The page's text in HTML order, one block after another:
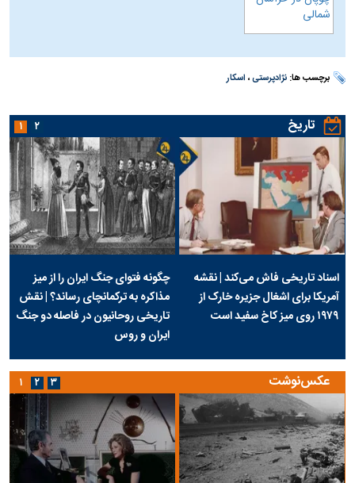
برچسب ها:نژادپرستی، اسکار
تاریخ
اسناد تاریخی فاش می‌کند | نقشه
آمریکا برای اشغال جزیره خارک از
۱۹۷۹ روی میز کاخ سفید است
چگونه فتوای جنگ ایران را از میز
مذاکره به ترکمانچای رساند؟ | نقش
تاریخی روحانیون در فاصله دو جنگ
ایران و روس
۱ ۲
عکس‌نوشت ۱ ۲ ۳